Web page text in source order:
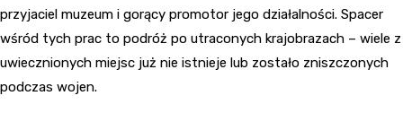
przyjaciel muzeum i gorący promotor jego działalności. Spacer
wśród tych prac to podróż po utraconych krajobrazach – wiele z
uwiecznionych miejsc już nie istnieje lub zostało zniszczonych
podczas wojen.